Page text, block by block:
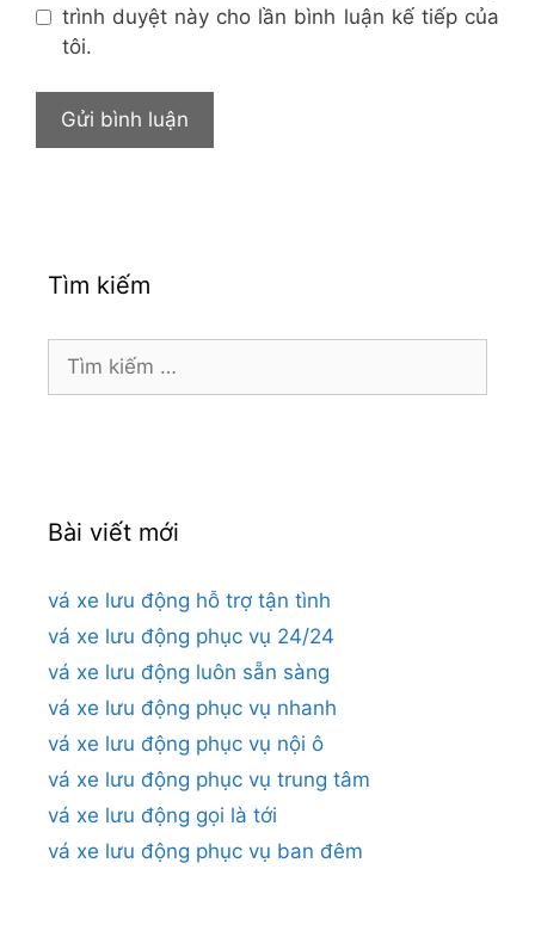
trình duyệt này cho lần bình luận kế tiếp của
tôi.
Tìm kiếm
Tìm
Bài viết mới
vá xe lưu động hỗ trợ tận tình
vá xe lưu động phục vụ 24/24
vá xe lưu động luôn sẵn sàng
vá xe lưu động phục vụ nhanh
vá xe lưu động phục vụ nội ô
vá xe lưu động phục vụ trung tâm
vá xe lưu động gọi là tới
vá xe lưu động phục vụ ban đêm